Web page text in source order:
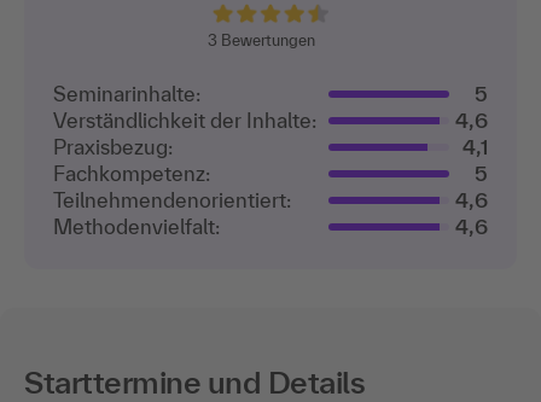
3 Bewertungen
Seminarinhalte:
5
Verständlichkeit der Inhalte:
4,6
Praxisbezug:
4,1
Fachkompetenz:
5
Teilnehmenden­orientiert:
4,6
Methodenvielfalt:
4,6
Starttermine und Details